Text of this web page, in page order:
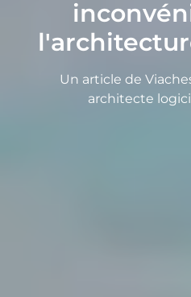
Un article de
architecte